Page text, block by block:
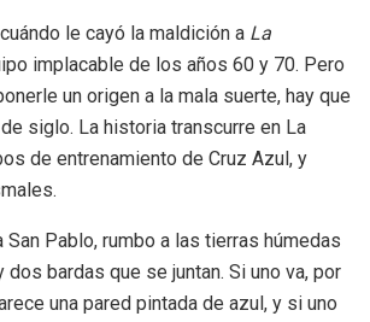
le cayó la maldición a La
implacable de los años 60 y 70. Pero
un origen a la mala suerte, hay que
siglo. La historia transcurre en La
de entrenamiento de Cruz Azul, y
San Pablo, rumbo a las tierras húmedas
dos bardas que se juntan. Si uno va, por
una pared pintada de azul, y si uno